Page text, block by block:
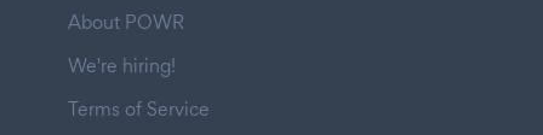
About POWR
We're hiring!
Terms of Service